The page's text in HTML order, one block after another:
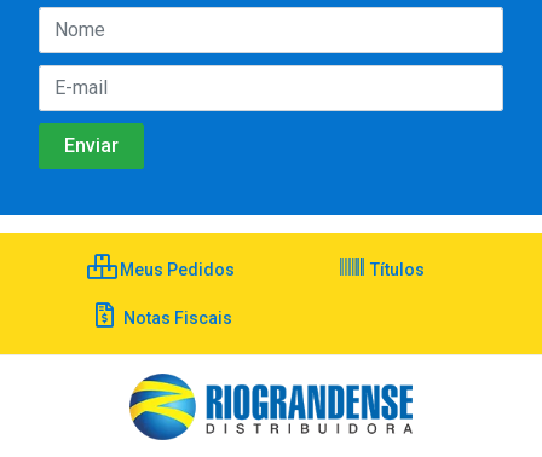
Meus Pedidos Títulos
Notas Fiscais